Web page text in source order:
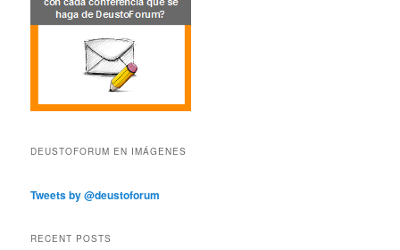
DEUSTOFORUM EN IMÁGENES
Tweets by @deustoforum
RECENT POSTS